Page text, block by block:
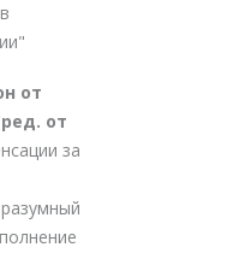
от
от
за